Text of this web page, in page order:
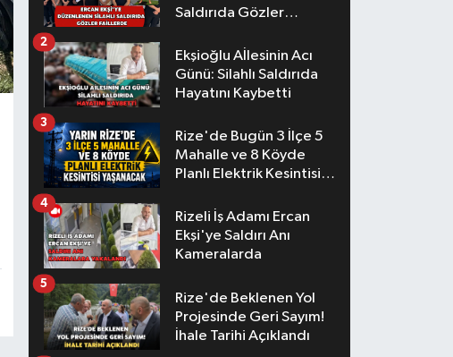
Saldırıda Gözler
Ekşioğlu Aİlesinin Acı
Günü: Silahlı Saldırıda
Hayatını Kaybetti
2
Rize'de Bugün 3 İlçe 5
Mahalle ve 8 Köyde
Planlı Elektrik Kesintisi
3
Rizeli İş Adamı Ercan
Ekşi'ye Saldırı Anı
Kameralarda
4
Rize'de Beklenen Yol
Projesinde Geri Sayım!
İhale Tarihi Açıklandı
5